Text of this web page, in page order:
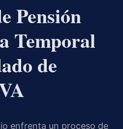
Pensión
Temporal
de
enfrenta un proceso de